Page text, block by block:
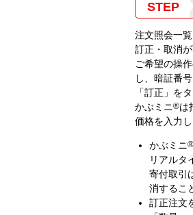
STEP
注文照会一
訂正・取消
ご希望の操
し、暗証番
「訂正」を
かぶミニ®は
価格を入力
かぶミニ®
リアルタ
寄付取引
消するこ
訂正注文